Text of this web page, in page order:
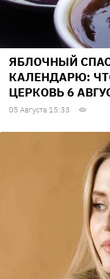
ЯБЛОЧНЫЙ
КАЛЕНДАРЮ:
ЦЕРКОВЬ 6
05 Августа 15:33